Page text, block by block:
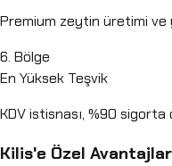
Premium zeytin üretimi ve
6. Bölge
En Yüksek Teşvik
KDV istisnası, %90 sigorta
Kilis'e Özel Avantajlar